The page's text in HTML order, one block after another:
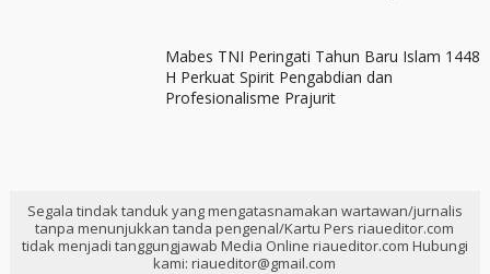
Mabes TNI Peringati Tahun Baru Islam 1448
H Perkuat Spirit Pengabdian dan
Profesionalisme Prajurit
Segala tindak tanduk yang mengatasnamakan wartawan/jurnalis
tanpa menunjukkan tanda pengenal/Kartu Pers riaueditor.com
tidak menjadi tanggungjawab Media Online riaueditor.com Hubungi
kami: riaueditor@gmail.com